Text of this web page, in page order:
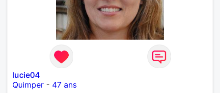
lucie04
Quimper - 47 ans